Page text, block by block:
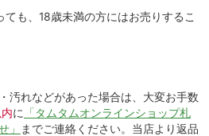
も、18歳未満の方にはお売りするこ
汚れなどがあった場合は、大変お手数
に 「タムタムオンラインショップ札
」
までご連絡ください。当店より返品